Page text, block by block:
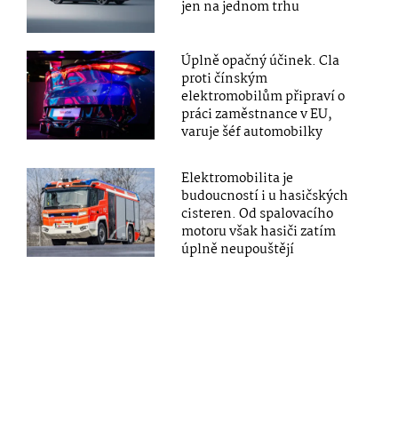
jen na jednom trhu
Úplně opačný účinek. Cla
proti čínským
elektromobilům připraví o
práci zaměstnance v EU,
varuje šéf automobilky
Elektromobilita je
budoucností i u hasičských
cisteren. Od spalovacího
motoru však hasiči zatím
úplně neupouštějí